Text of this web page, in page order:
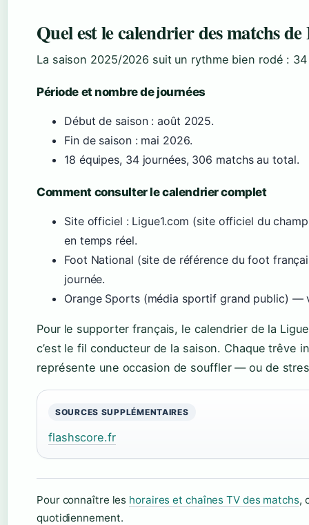
Quel est le calendrier des matchs
La saison 2025/2026 suit un rythme bien rodé :
Période et nombre de journées
Début de saison : août 2025.
Fin de saison : mai 2026.
18 équipes, 34 journées, 306 matchs au total.
Comment consulter le calendrier complet
Site officiel : Ligue1.com (site officiel du
en temps réel.
Foot National (site de référence du foot
journée.
Orange Sports (média sportif grand public) —
Pour le supporter français, le calendrier de la
c’est le fil conducteur de la saison. Chaque trêve
représente une occasion de souffler — ou de
SOURCES SUPPLÉMENTAIRES
flashscore.fr
Pour connaître les horaires et chaînes TV des matchs,
quotidiennement.